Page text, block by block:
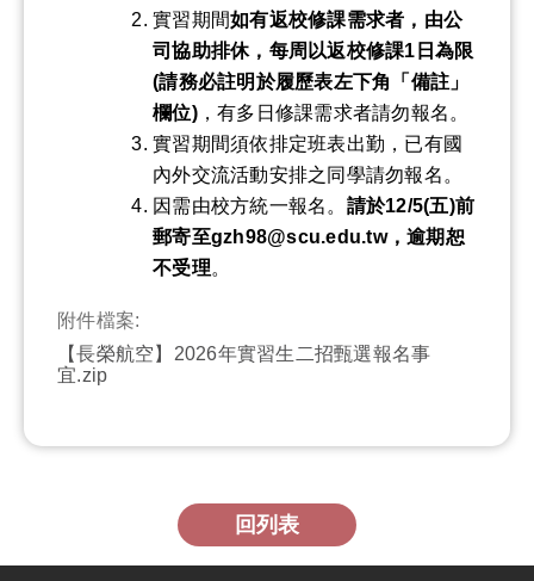
實習期間如有返校修課需求者，由公
司協助排休，每周以返校修課1 日為限
(請務必註明於履歷表左下角「備註」
欄位)，有多日修課需求者請勿報名。
實習期間須依排定班表出勤，已有國
內外交流活動安排之同學請勿報名。
因需由校方統一報名。 請於12/5(五)前
郵寄至gzh98@scu.edu.tw，逾期恕
不受理。
附件檔案:
【長榮航空】2026年實習生二招甄選報名事
宜.zip
回列表